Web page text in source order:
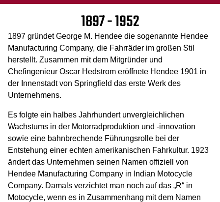
1897 - 1952
1897 gründet George M. Hendee die sogenannte Hendee
Manufacturing Company, die Fahrräder im großen Stil
herstellt. Zusammen mit dem Mitgründer und
Chefingenieur Oscar Hedstrom eröffnete Hendee 1901 in
der Innenstadt von Springfield das erste Werk des
Unternehmens.
Es folgte ein halbes Jahrhundert unvergleichlichen
Wachstums in der Motorradproduktion und -innovation
sowie eine bahnbrechende Führungsrolle bei der
Entstehung einer echten amerikanischen Fahrkultur. 1923
ändert das Unternehmen seinen Namen offiziell von
Hendee Manufacturing Company in Indian Motocycle
Company. Damals verzichtet man noch auf das „R“ in
Motocycle, wenn es in Zusammenhang mit dem Namen